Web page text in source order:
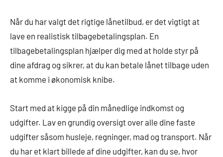
Når du har valgt det rigtige lånetilbud, er det vigtigt at
lave en realistisk tilbagebetalingsplan. En
tilbagebetalingsplan hjælper dig med at holde styr på
dine afdrag og sikrer, at du kan betale lånet tilbage uden
at komme i økonomisk knibe.
Start med at kigge på din månedlige indkomst og
udgifter. Lav en grundig oversigt over alle dine faste
udgifter såsom husleje, regninger, mad og transport. Når
du har et klart billede af dine udgifter, kan du se, hvor